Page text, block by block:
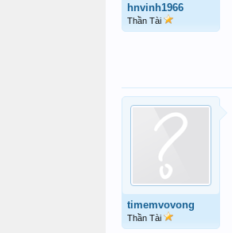
hnvinh1966
Thần Tài
timemvovong
Thần Tài